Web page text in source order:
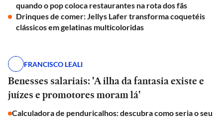
quando o pop coloca restaurantes na rota dos fãs
Drinques de comer: Jellys Lafer transforma coquetéis
clássicos em gelatinas multicoloridas
FRANCISCO LEALI
Benesses salariais: 'A ilha da fantasia existe e
juízes e promotores moram lá'
Calculadora de penduricalhos: descubra como seria o seu